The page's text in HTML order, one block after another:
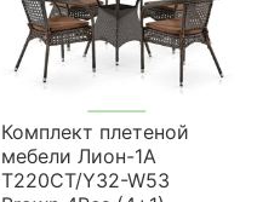
Комплект плетеной
мебели Лион-1A
T220CT/Y32-W53